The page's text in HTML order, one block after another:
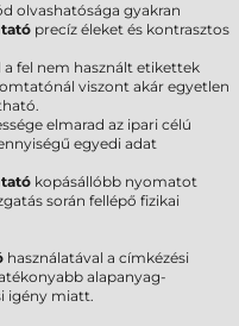
olvashatósága gyakran
precíz éleket és kontrasztos
fel nem használt etikettek
viszont akár egyetlen
elmarad az ipari célú
egyedi adat
kopásállóbb nyomatot
során fellépő fizikai
használatával a címkézési
alapanyag-
igény miatt.